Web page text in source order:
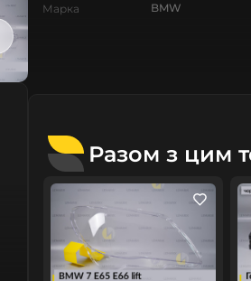
Марка BMW
Покоління IV покоління
Рік випуску 2005-2008
Рестайлінг/
Дорестайлінг
рестайлінг
Стан Нове
Разом з цим